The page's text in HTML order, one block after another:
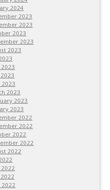
2024
2023
2023
2023
2023
2023
2023
2023
2023
2023
2023
2022
2022
2022
2022
2022
2022
2022